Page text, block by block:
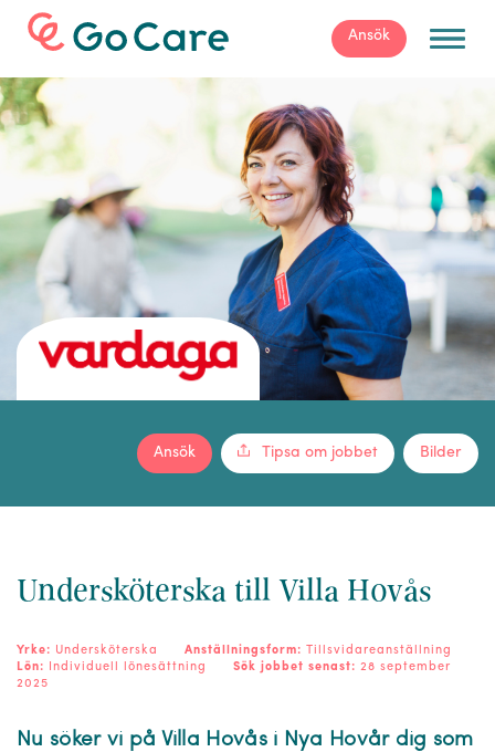
För arbetsgivare Ansök
Bilder
Tipsa om jobbet
Ansök
Undersköterska till Villa Hovås
Yrke: Undersköterska Anställningsform:
Tillsvidareanställning
Lön:
Individuell lönesättning Sök jobbet senast: 28 september
2025
Nu söker vi på Villa Hovås i Nya Hovår dig som